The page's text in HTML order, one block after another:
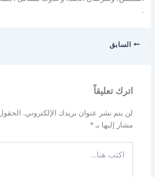
.
السابق
اترك تعليقاً
لن يتم نشر عنوان بريدك الإلكتروني.
مشار إليها بـ*
هنا...